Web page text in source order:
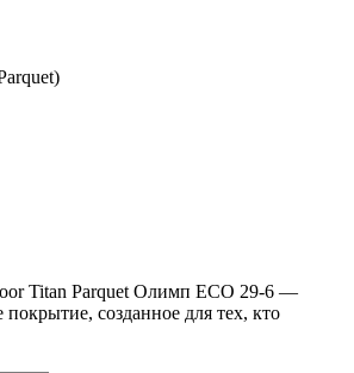
Titan Parquet Олимп ECO 29-6 —
покрытие, созданное для тех, кто